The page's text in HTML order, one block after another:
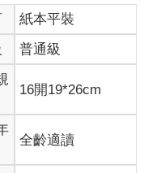
及李喬的文學世界及人
紙本平裝
普通級
16開19*26cm
全齡適讀